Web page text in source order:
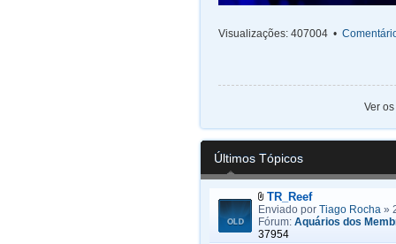
Visualizações: 407004 •
Ver
Últimos Tópicos
TR_Reef
Enviado por Tiago Rocha »
Fórum: Aquários dos
37954